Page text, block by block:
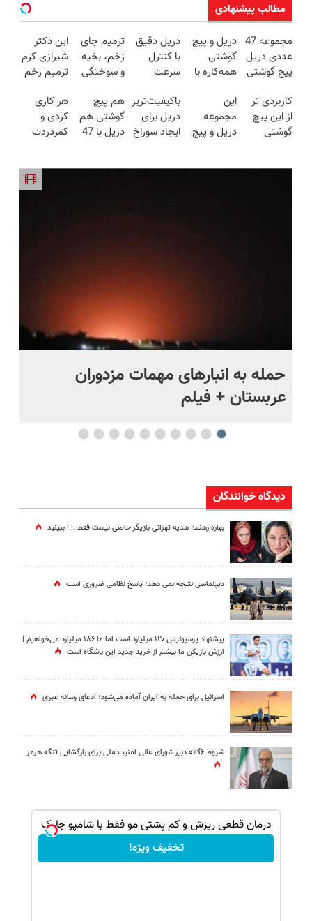
مطالب پیشنهادی
مجموعه 47
عددی دریل
پیچ گوشتی
(تخفیف به
مدت
محدود)
دریل و پیچ
گوشتی
همه‌کاره با
هوشمند ⚙️
(نصف
قیمت بازار
دریل دقیق
با کنترل
سرعت
(مجموعه
47عددی +
تخفیف
ترمیم جای
زخم، بخیه
و سوختگی
هفته!!😍
این دکتر
شیرازی کرم
ترمیم زخم
ساخت!!!
کاربردی تر
از این پیچ
گوشتی
این
مجموعه
دریل و پیچ
باکیفیت‌ترین
دریل برای
ایجاد سوراخ
هم پیچ
گوشتی هم
دریل با 47
هر کاری
کردی و
کمردردت
پرسشنامه و
دریافت راه
حمله به انبارهای مهمات مزدوران
عربستان + فیلم
دیدگاه خوانندگان
بهاره رهنما: هدیه تهرانی بازیگر خاصی نیست فقط ...|‌ ببینید
دیپلماسی نتیجه‌ نمی دهد؛ پاسخ نظامی ضروری است
پیشنهاد پرسپولیس ۱۲۰ میلیارد است اما ما ۱۸۶ میلیارد می‌خواهیم |
ارزش بازیکن ما بیشتر از خرید جدید این باشگاه است
اسرائیل برای حمله به ایران آماده می‌شود؛ ادعای رسانه عبری
شروط ۶گانه دبیر شورای عالی امنیت ملی برای بازگشایی تنگه هرمز
درمان قطعی ریزش و کم پشتی مو فقط با شامپو جلبک
تخفیف ویژه!